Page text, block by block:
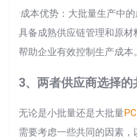
·成本优势：大批量生产中
具备成熟供应链管理和原
帮助企业有效控制生产成本。
3、两者供应商选择的
无论是小批量还是大批量
需要考虑一些共同的因素，